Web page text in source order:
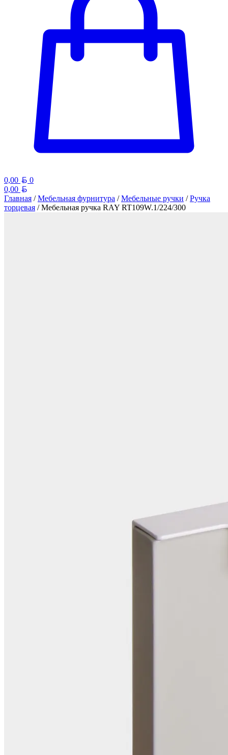
0,00 Белорусский рубль
0
0,00
Главная /Мебельная фурнитура /Мебельные ручки /Ручка
торцевая / Мебельная ручка RAY RT109W.1/224/300